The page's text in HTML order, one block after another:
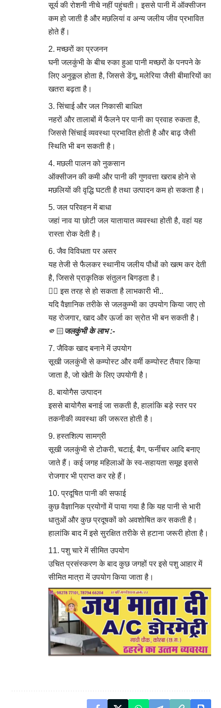
सूर्य की रोशनी नीचे नहीं पहुंचती। इससे पानी में ऑक्सीजन
कम हो जाती है और मछलियां व अन्य जलीय जीव प्रभावित
होते हैं।
मच्छरों का प्रजनन
घनी जलकुंभी के बीच रुका हुआ पानी मच्छरों के पनपने के
लिए अनुकूल होता है, जिससे डेंगू, मलेरिया जैसी बीमारियों का
खतरा बढ़ता है।
सिंचाई और जल निकासी बाधित
नहरों और तालाबों में फैलने पर पानी का प्रवाह रुकता है,
जिससे सिंचाई व्यवस्था प्रभावित होती है और बाढ़ जैसी
स्थिति भी बन सकती है।
मछली पालन को नुकसान
ऑक्सीजन की कमी और पानी की गुणवत्ता खराब होने से
मछलियों की वृद्धि घटती है तथा उत्पादन कम हो सकता है।
जल परिवहन में बाधा
जहां नाव या छोटी जल यातायात व्यवस्था होती है, वहां यह
रास्ता रोक देती है।
जैव विविधता पर असर
यह तेजी से फैलकर स्थानीय जलीय पौधों को खत्म कर देती
है, जिससे प्राकृतिक संतुलन बिगड़ता है।
👉🏻 इस तरह से हो सकता है लाभकारी भी..
यदि वैज्ञानिक तरीके से जलकुम्भी का उपयोग किया जाए तो
यह रोजगार, खाद और ऊर्जा का स्रोत भी बन सकती है।
🫵🏻 जलकुंभी के लाभ :-
जैविक खाद बनाने में उपयोग
सूखी जलकुंभी से कम्पोस्ट और वर्मी कम्पोस्ट तैयार किया
जाता है, जो खेती के लिए उपयोगी है।
बायोगैस उत्पादन
इससे बायोगैस बनाई जा सकती है, हालांकि बड़े स्तर पर
तकनीकी व्यवस्था की जरूरत होती है।
हस्तशिल्प सामग्री
सूखी जलकुंभी से टोकरी, चटाई, बैग, फर्नीचर आदि बनाए
जाते हैं। कई जगह महिलाओं के स्व-सहायता समूह इससे
रोजगार भी प्राप्त कर रहे हैं।
प्रदूषित पानी की सफाई
कुछ वैज्ञानिक प्रयोगों में पाया गया है कि यह पानी से भारी
धातुओं और कुछ प्रदूषकों को अवशोषित कर सकती है।
हालांकि बाद में इसे सुरक्षित तरीके से हटाना जरूरी होता है।
पशु चारे में सीमित उपयोग
उचित प्रसंस्करण के बाद कुछ जगहों पर इसे पशु आहार में
सीमित मात्रा में उपयोग किया जाता है।